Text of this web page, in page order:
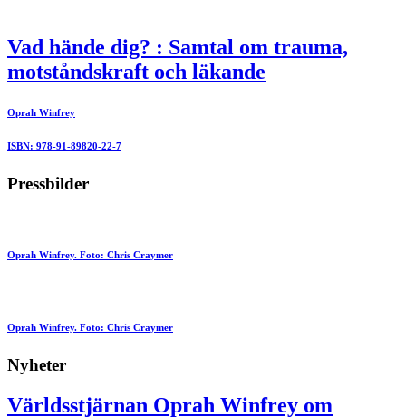
Vad hände dig? : Samtal om trauma,
motståndskraft och läkande
Oprah Winfrey
ISBN: 978-91-89820-22-7
Pressbilder
Oprah Winfrey. Foto: Chris Craymer
Oprah Winfrey. Foto: Chris Craymer
Nyheter
Världsstjärnan Oprah Winfrey om